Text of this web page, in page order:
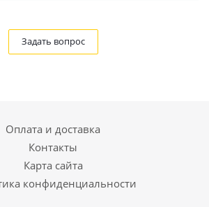
Задать вопрос
Оплата и доставка
Контакты
Карта сайта
конфиденциальности